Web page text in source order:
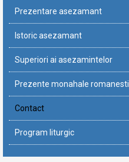
Prezentare asezamant
Istoric asezamant
Superiori ai asezamintelor
Prezente monahale romanesti
Contact
Program liturgic